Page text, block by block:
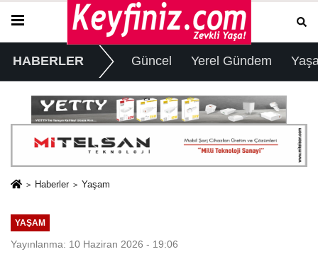
HABERLER Güncel Yerel Gündem
Haberler Yaşam
YAŞAM
Yayınlanma: 10 Haziran 2026 - 19:06